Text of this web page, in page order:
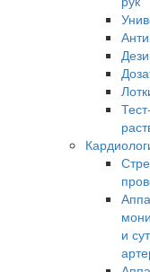
и